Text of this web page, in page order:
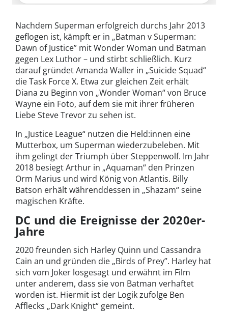
Nachdem Superman erfolgreich durchs Jahr 2013
geflogen ist, kämpft er in „Batman v Superman:
Dawn of Justice” mit Wonder Woman und Batman
gegen Lex Luthor – und stirbt schließlich. Kurz
darauf gründet Amanda Waller in „Suicide Squad“
die Task Force X. Etwa zur gleichen Zeit erhält
Diana zu Beginn von „Wonder Woman“ von Bruce
Wayne ein Foto, auf dem sie mit ihrer früheren
Liebe Steve Trevor zu sehen ist.
In „Justice League“ nutzen die Held:innen eine
Mutterbox, um Superman wiederzubeleben. Mit
ihm gelingt der Triumph über Steppenwolf. Im Jahr
2018 besiegt Arthur in „Aquaman“ den Prinzen
Orm Marius und wird König von Atlantis. Billy
Batson erhält währenddessen in „Shazam“ seine
magischen Kräfte.
DC und die Ereignisse der 2020er-
Jahre
2020 freunden sich Harley Quinn und Cassandra
Cain an und gründen die „Birds of Prey”. Harley hat
sich vom Joker losgesagt und erwähnt im Film
unter anderem, dass sie von Batman verhaftet
worden ist. Hiermit ist der Logik zufolge Ben
Afflecks „Dark Knight“ gemeint.